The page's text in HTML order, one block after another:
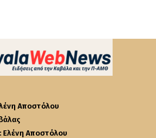
Αποστόλου
Ελένη Αποστόλου